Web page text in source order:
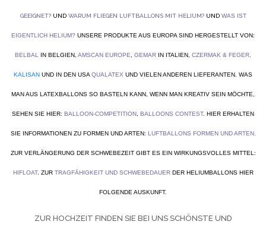
GEEIGNET?UND WARUM FLIEGEN LUFTBALLONS MIT HELIUM?UND WAS IST
EIGENTLICH HELIUM? UNSERE PRODUKTE AUS EUROPA SIND HERGESTELLT VON:
BELBAL IN BELGIEN, AMSCAN EUROPE GEMAR IN ITALIEN, CZERMAK & FEGER
KALISAN UND IN DEN USA QUALATEX UND VIELEN ANDEREN LIEFERANTEN. WAS
MAN AUS LATEXBALLONS SO BASTELN KANN, WENN MAN KREATIV SEIN MÖCHTE,
SEHEN SIE HIER: BALLOON-COMPETITION BALLOONS CONTEST. HIER ERHALTEN
SIE INFORMATIONEN ZU FORMEN UND ARTEN: LUFTBALLONS FORMEN UND ARTEN.
ZUR VERLÄNGERUNG DER SCHWEBEZEIT GIBT ES EIN WIRKUNGSVOLLES MITTEL:
HIFLOAT. ZUR TRAGFÄHIGKEIT UND SCHWEBEDAUERDER HELIUMBALLONS HIER
FOLGENDE AUSKUNFT.
ZUR HOCHZEIT FINDEN SIE BEI UNS SCHÖNSTE UND